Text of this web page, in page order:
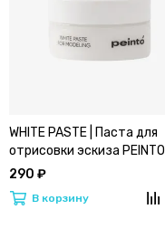
WHITE PASTE | Паста для
отрисовки эскиза PEINTO
290 ₽
В корзину